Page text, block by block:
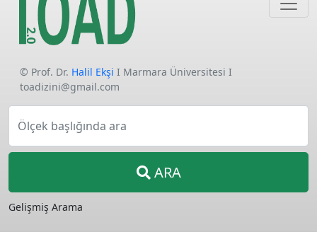
© Prof. Dr. Halil Ekşi I Marmara Üniversitesi I
toadizini@gmail.com
Ölçek başlığında ara
ARA
Gelişmiş Arama